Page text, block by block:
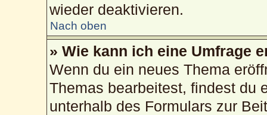
wieder deaktivieren.
Nach oben
» Wie kann ich eine Umfrage
Wenn du ein neues Thema
Themas bearbeitest, findest du
unterhalb des Formulars zur